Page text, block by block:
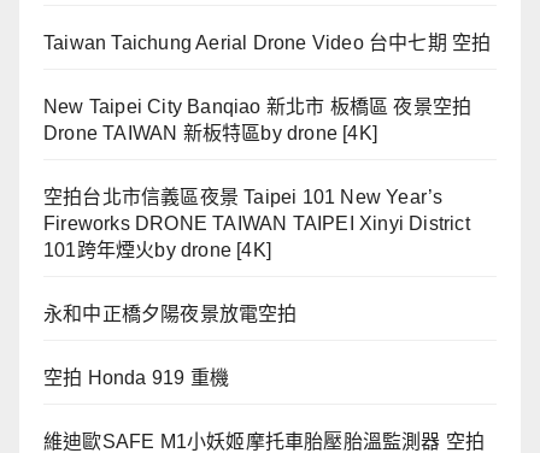
Taiwan Taichung Aerial Drone Video 台中七期 空拍
New Taipei City Banqiao 新北市 板橋區 夜景空拍
Drone TAIWAN 新板特區by drone [4K]
空拍台北市信義區夜景 Taipei 101 New Year’s
Fireworks DRONE TAIWAN TAIPEI Xinyi District
101跨年煙火by drone [4K]
永和中正橋夕陽夜景放電空拍
空拍 Honda 919 重機
維迪歐SAFE M1小妖姬摩托車胎壓胎溫監測器 空拍